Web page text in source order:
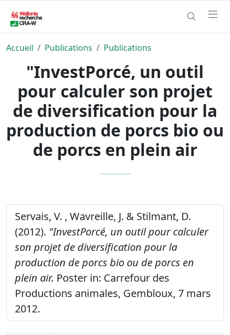
Accueil Publications Publications
"InvestPorcé, un outil
pour calculer son projet
de diversification pour la
production de porcs bio ou
de porcs en plein air
Servais, V. , Wavreille, J. & Stilmant, D.
(2012). "InvestPorcé, un outil pour calculer
son projet de diversification pour la
production de porcs bio ou de porcs en
plein air. Poster in: Carrefour des
Productions animales, Gembloux, 7 mars
2012.